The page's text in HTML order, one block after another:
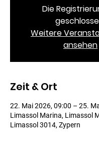
Die
Weitere
ansehen
Zeit & Ort
22. Mai 2026, 09:00 – 25.
Limassol Marina, Limassol
Limassol 3014, Zypern